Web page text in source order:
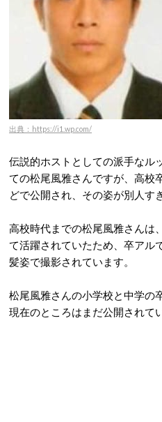
出典：https://i1.wp.com/
伝説的ホストとしての派手なル
ての松尾風雅さんですが、高校
どで公開され、その姿が別人す
高校時代までの松尾風雅さんは
て活躍されていたため、卒アル
髪姿で撮影されています。
松尾風雅さんの小学校と中学の
現在のところはまだ公開されて